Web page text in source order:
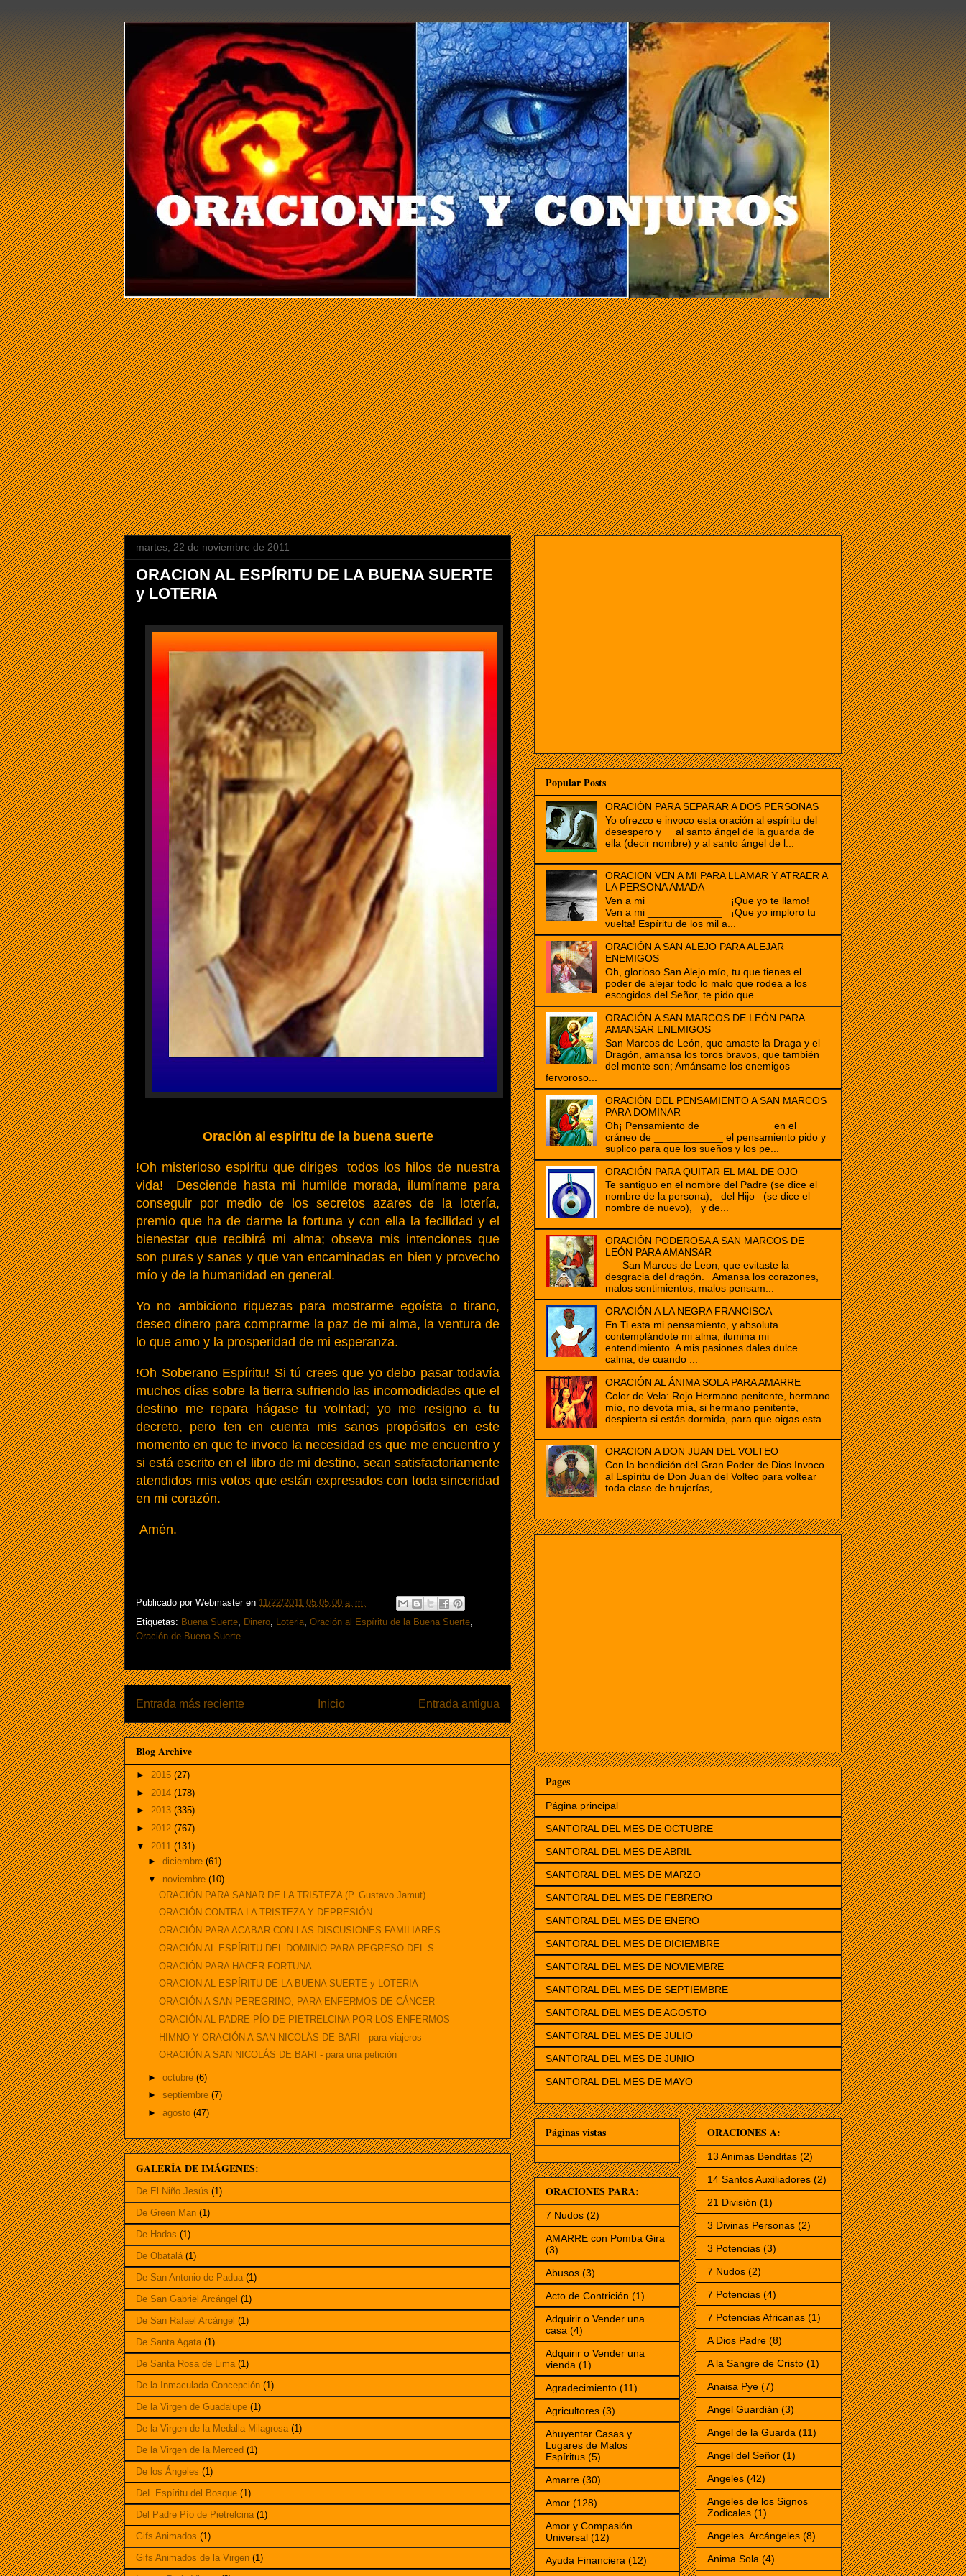
martes, 22 de noviembre de 2011
ORACION AL ESPÍRITU DE LA BUENA SUERTE
y LOTERIA
Oración al espíritu de la buena suerte
!Oh misterioso espíritu que diriges todos los hilos de nuestra
vida! Desciende hasta mi humilde morada, ilumíname para
conseguir por medio de los secretos azares de la lotería,
premio que ha de darme la fortuna y con ella la fecilidad y el
bienestar que recibirá mi alma; obseva mis intenciones que
son puras y sanas y que van encaminadas en bien y provecho
mío y de la humanidad en general.
Yo no ambiciono riquezas para mostrarme egoísta o tirano,
deseo dinero para comprarme la paz de mi alma, la ventura de
lo que amo y la prosperidad de mi esperanza.
!Oh Soberano Espíritu! Si tú crees que yo debo pasar todavía
muchos días sobre la tierra sufriendo las incomodidades que el
destino me repara hágase tu volntad; yo me resigno a tu
decreto, pero ten en cuenta mis sanos propósitos en este
momento en que te invoco la necesidad es que me encuentro y
si está escrito en el libro de mi destino, sean satisfactoriamente
atendidos mis votos que están expresados con toda sinceridad
en mi corazón.
Amén.
Publicado por Webmaster en 11/22/2011 05:05:00 a. m.
Etiquetas: Buena Suerte, Dinero, Loteria, Oración al Espíritu de la Buena Suerte,
Oración de Buena Suerte
Entrada más reciente Entrada antigua
Inicio
Blog Archive
► 2015 (27)
► 2014 (178)
► 2013 (335)
► 2012 (767)
▼ 2011 (131)
► diciembre (61)
▼ noviembre (10)
ORACIÓN PARA SANAR DE LA TRISTEZA (P. Gustavo Jamut)
ORACIÓN CONTRA LA TRISTEZA Y DEPRESIÓN
ORACIÓN PARA ACABAR CON LAS DISCUSIONES FAMILIARES
ORACIÓN AL ESPÍRITU DEL DOMINIO PARA REGRESO DEL S...
ORACIÓN PARA HACER FORTUNA
ORACION AL ESPÍRITU DE LA BUENA SUERTE y LOTERIA
ORACIÓN A SAN PEREGRINO, PARA ENFERMOS DE CÁNCER
ORACIÓN AL PADRE PÍO DE PIETRELCINA POR LOS ENFERMOS
HIMNO Y ORACIÓN A SAN NICOLÄS DE BARI - para viajeros
ORACIÓN A SAN NICOLÁS DE BARI - para una petición
► octubre (6)
► septiembre (7)
► agosto (47)
GALERÍA DE IMÁGENES:
De El Niño Jesús (1)
De Green Man (1)
De Hadas (1)
De Obatalá (1)
De San Antonio de Padua (1)
De San Gabriel Arcángel (1)
De San Rafael Arcángel (1)
De Santa Agata (1)
De Santa Rosa de Lima (1)
De la Inmaculada Concepción (1)
De la Virgen de Guadalupe (1)
De la Virgen de la Medalla Milagrosa (1)
De la Virgen de la Merced (1)
De los Ángeles (1)
DeL Espíritu del Bosque (1)
Del Padre Pío de Pietrelcina (1)
Gifs Animados (1)
Gifs Animados de la Virgen (1)
Popular Posts
ORACIÓN PARA SEPARAR A DOS PERSONAS
Yo ofrezco e invoco esta oración al espíritu del
desespero y al santo ángel de la guarda de
ella (decir nombre) y al santo ángel de l...
ORACION VEN A MI PARA LLAMAR Y ATRAER A
LA PERSONA AMADA
Ven a mi _____________ ¡Que yo te llamo!
Ven a mi _____________ ¡Que yo imploro tu
vuelta! Espíritu de los mil a...
ORACIÓN A SAN ALEJO PARA ALEJAR
ENEMIGOS
Oh, glorioso San Alejo mío, tu que tienes el
poder de alejar todo lo malo que rodea a los
escogidos del Señor, te pido que ...
ORACIÓN A SAN MARCOS DE LEÓN PARA
AMANSAR ENEMIGOS
San Marcos de León, que amaste la Draga y el
Dragón, amansa los toros bravos, que también
del monte son; Amánsame los enemigos
fervoroso...
ORACIÓN DEL PENSAMIENTO A SAN MARCOS
PARA DOMINAR
Oh¡ Pensamiento de ____________ en el
cráneo de ____________ el pensamiento pido y
suplico para que los sueños y los pe...
ORACIÓN PARA QUITAR EL MAL DE OJO
Te santiguo en el nombre del Padre (se dice el
nombre de la persona), del Hijo (se dice el
nombre de nuevo), y de...
ORACIÓN PODEROSA A SAN MARCOS DE
LEÓN PARA AMANSAR
San Marcos de Leon, que evitaste la
desgracia del dragón. Amansa los corazones,
malos sentimientos, malos pensam...
ORACIÓN A LA NEGRA FRANCISCA
En Ti esta mi pensamiento, y absoluta
contemplándote mi alma, ilumina mi
entendimiento. A mis pasiones dales dulce
calma; de cuando ...
ORACIÓN AL ÁNIMA SOLA PARA AMARRE
Color de Vela: Rojo Hermano penitente, hermano
mío, no devota mía, si hermano penitente,
despierta si estás dormida, para que oigas esta...
ORACION A DON JUAN DEL VOLTEO
Con la bendición del Gran Poder de Dios Invoco
al Espíritu de Don Juan del Volteo para voltear
toda clase de brujerías, ...
Pages
Página principal
SANTORAL DEL MES DE OCTUBRE
SANTORAL DEL MES DE ABRIL
SANTORAL DEL MES DE MARZO
SANTORAL DEL MES DE FEBRERO
SANTORAL DEL MES DE ENERO
SANTORAL DEL MES DE DICIEMBRE
SANTORAL DEL MES DE NOVIEMBRE
SANTORAL DEL MES DE SEPTIEMBRE
SANTORAL DEL MES DE AGOSTO
SANTORAL DEL MES DE JULIO
SANTORAL DEL MES DE JUNIO
SANTORAL DEL MES DE MAYO
Páginas vistas
ORACIONES PARA:
7 Nudos (2)
AMARRE con Pomba Gira
(3)
Abusos (3)
Acto de Contrición (1)
Adquirir o Vender una
casa (4)
Adquirir o Vender una
vienda (1)
Agradecimiento (11)
Agricultores (3)
Ahuyentar Casas y
Lugares de Malos
Espíritus (5)
Amarre (30)
Amor (128)
Amor y Compasión
Universal (12)
Ayuda Financiera (12)
ORACIONES A:
13 Animas Benditas (2)
14 Santos Auxiliadores (2)
21 División (1)
3 Divinas Personas (2)
3 Potencias (3)
7 Nudos (2)
7 Potencias (4)
7 Potencias Africanas (1)
A Dios Padre (8)
A la Sangre de Cristo (1)
Anaisa Pye (7)
Angel Guardián (3)
Angel de la Guarda (11)
Angel del Señor (1)
Angeles (42)
Angeles de los Signos
Zodicales (1)
Angeles. Arcángeles (8)
Anima Sola (4)